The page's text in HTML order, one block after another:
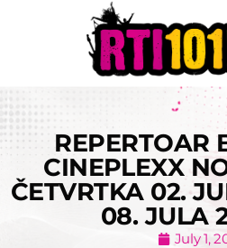
REPERTOAR
CINEPLEXX
ČETVRTKA 02.
08. JULA
July 1,